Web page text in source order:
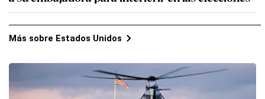
Más sobre Estados Unidos